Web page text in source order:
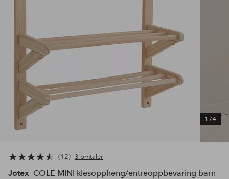
1 /4
12 3 omtaler
Jotex COLE MINI klesoppheng/entreoppbevaring barn